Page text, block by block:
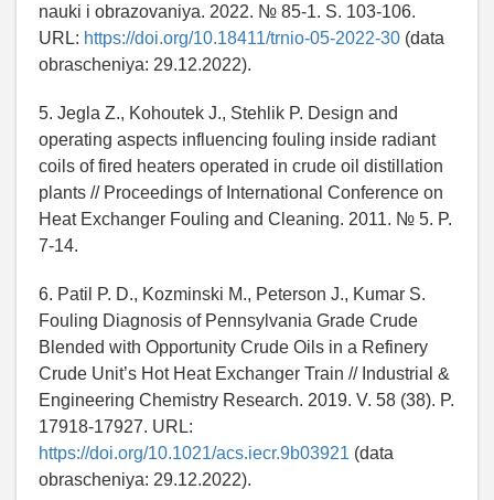
nauki i obrazovaniya. 2022. № 85-1. S. 103-106.
URL: https://doi.org/10.18411/trnio-05-2022-30 (data
obrascheniya: 29.12.2022).
5. Jegla Z., Kohoutek J., Stehlik P. Design and
operating aspects influencing fouling inside radiant
coils of fired heaters operated in crude oil distillation
plants // Proceedings of International Conference on
Heat Exchanger Fouling and Cleaning. 2011. № 5. P.
7-14.
6. Patil P. D., Kozminski M., Peterson J., Kumar S.
Fouling Diagnosis of Pennsylvania Grade Crude
Blended with Opportunity Crude Oils in a Refinery
Crude Unit’s Hot Heat Exchanger Train // Industrial &
Engineering Chemistry Research. 2019. V. 58 (38). P.
17918-17927. URL:
https://doi.org/10.1021/acs.iecr.9b03921 (data
obrascheniya: 29.12.2022).